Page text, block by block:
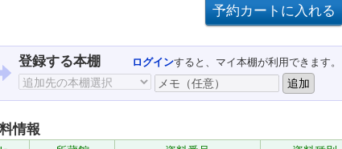
登録する本棚 ログインすると、マイ本棚が利用できます。
情報